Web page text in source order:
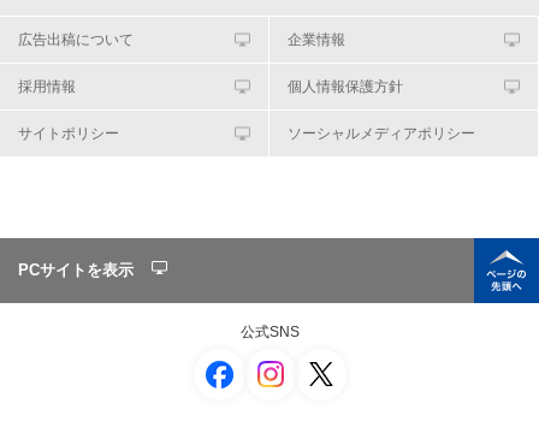
広告出稿について 企業情報
採用情報 個人情報保護方針
サイトポリシー ソーシャルメディアポリシー
PCサイトを表示
公式SNS